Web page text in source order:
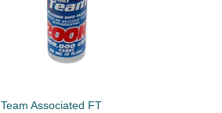
Team Associated FT